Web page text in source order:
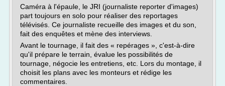
Caméra à l'épaule, le JRI (journaliste reporter d'images)
part toujours en solo pour réaliser des reportages
télévisés. Ce journaliste recueille des images et du son,
fait des enquêtes et mène des interviews.
Avant le tournage, il fait des « repérages », c'est-à-dire
qu'il prépare le terrain, évalue les possibilités de
tournage, négocie les entretiens, etc. Lors du montage, il
choisit les plans avec les monteurs et rédige les
commentaires.